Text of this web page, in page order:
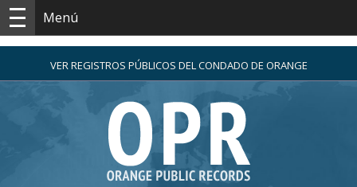
Menú
VER REGISTROS PÚBLICOS DEL CONDADO DE ORANGE